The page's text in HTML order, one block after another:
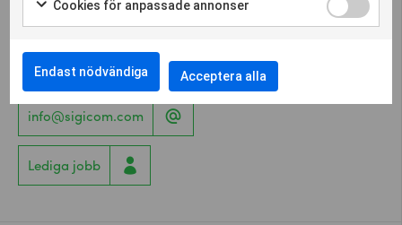
+46 8 449 97 50
info@sigicom.com
Lediga jobb
Cookies för anpassade annonser
Endast nödvändiga Acceptera alla